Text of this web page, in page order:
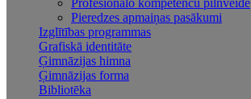
Pieredzes apmaiņas pasākumi
Izglītības programmas
Grafiskā identitāte
Ģimnāzijas himna
Ģimnāzijas forma
Bibliotēka